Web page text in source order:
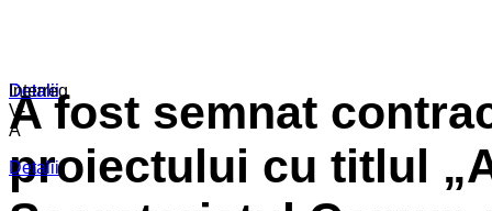
Detalii
Detalii
Interreg
V-
A
Detalii
A fost semnat
proiectului cu titlul